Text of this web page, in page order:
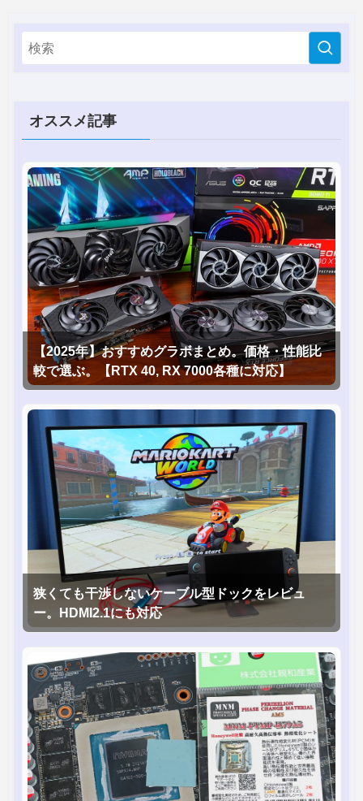
オススメ記事
【2025年】おすすめグラボまとめ。価格・性能比
較で選ぶ。【RTX 40, RX 7000各種に対応】
狭くても干渉しないケーブル型ドックをレビュ
ー。HDMI2.1にも対応